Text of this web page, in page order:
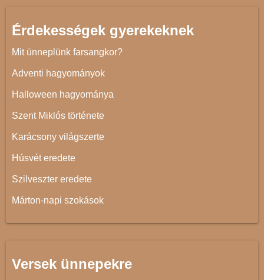
Érdekességek gyerekeknek
Mit ünneplünk farsangkor?
Adventi hagyományok
Halloween hagyománya
Szent Miklós története
Karácsony világszerte
Húsvét eredete
Szilveszter eredete
Márton-napi szokások
Versek ünnepekre